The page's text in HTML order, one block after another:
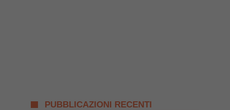
PUBBLICAZIONI RECENTI